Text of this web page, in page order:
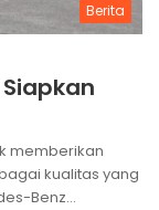
Berita
memberikan
kualitas yang
Benz…